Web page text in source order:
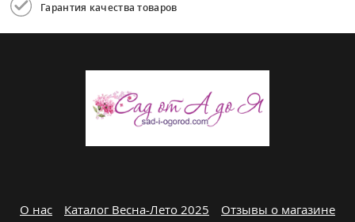
Гарантия качества товаров
О нас Каталог Весна-Лето 2025
Отзывы о магазине